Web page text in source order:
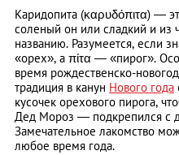
Каридопита (καρυδόπιτα) —
соленый он или сладкий и из
названию. Разумеется, если
«орех», а πίτα — «пирог».
время рождественско-
традиция в канун Нового года
кусочек орехового пирога,
Дед Мороз — подкрепился с
Замечательное лакомство
любое время года.